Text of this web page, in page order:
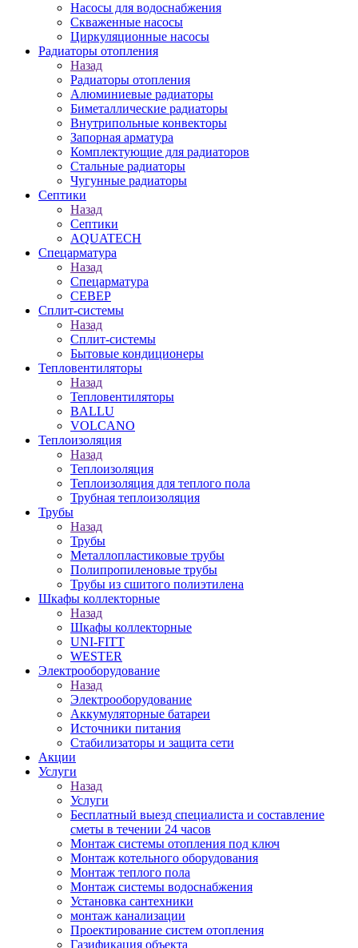
Насосы для водоснабжения
Скваженные насосы
Циркуляционные насосы
Радиаторы отопления
Назад
Радиаторы отопления
Алюминиевые радиаторы
Биметаллические радиаторы
Внутрипольные конвекторы
Запорная арматура
Комплектующие для радиаторов
Стальные радиаторы
Чугунные радиаторы
Септики
Назад
Септики
AQUATECH
Спецарматура
Назад
Спецарматура
СЕВЕР
Сплит-системы
Назад
Сплит-системы
Бытовые кондиционеры
Тепловентиляторы
Назад
Тепловентиляторы
BALLU
VOLCANO
Теплоизоляция
Назад
Теплоизоляция
Теплоизоляция для теплого пола
Трубная теплоизоляция
Трубы
Назад
Трубы
Металлопластиковые трубы
Полипропиленовые трубы
Трубы из сшитого полиэтилена
Шкафы коллекторные
Назад
Шкафы коллекторные
UNI-FITT
WESTER
Электрооборудование
Назад
Электрооборудование
Аккумуляторные батареи
Источники питания
Стабилизаторы и защита сети
Акции
Услуги
Назад
Услуги
Бесплатный выезд специалиста и составление
сметы в течении 24 часов
Монтаж системы отопления под ключ
Монтаж котельного оборудования
Монтаж теплого пола
Монтаж системы водоснабжения
Установка сантехники
монтаж канализации
Проектирование систем отопления
Газификация объекта